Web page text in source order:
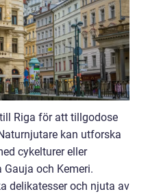
Riga för att tillgodose
kan utforska
cykelturer eller
och Kemeri.
delikatesser och njuta av